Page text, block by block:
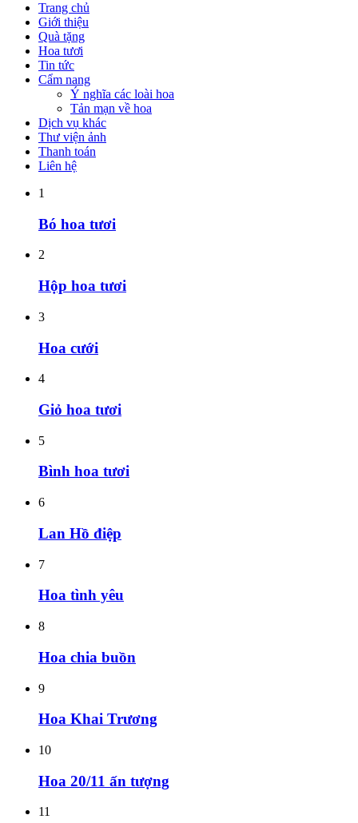
Trang chủ
Giới thiệu
Quà tặng
Hoa tươi
Tin tức
Cẩm nang
Ý nghĩa các loài hoa
Tản mạn về hoa
Dịch vụ khác
Thư viện ảnh
Thanh toán
Liên hệ
1
Bó hoa tươi
2
Hộp hoa tươi
3
Hoa cưới
4
Giỏ hoa tươi
5
Bình hoa tươi
6
Lan Hồ điệp
7
Hoa tình yêu
8
Hoa chia buồn
9
Hoa Khai Trương
10
Hoa 20/11 ấn tượng
11